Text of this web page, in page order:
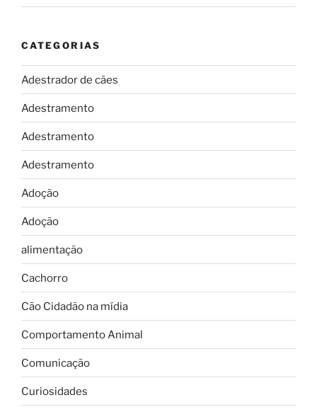
CATEGORIAS
Adestrador de cães
Adestramento
Adestramento
Adestramento
Adoção
Adoção
alimentação
Cachorro
Cão Cidadão na mídia
Comportamento Animal
Comunicação
Curiosidades